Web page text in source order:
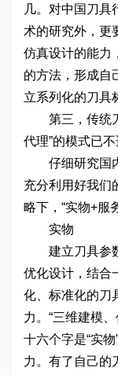
几。对中国刀具
术的研究外，更
仿真设计的能力
的方法，形成自
立系列化的刀具
第三，传统刀
代理”的模式已
仔细研究国内
充分利用好我们
略下，“实物+服
实物
建立刀具参数
优化设计，结合
化、标准化的刀
力。“三维建模
十六个字是“实
力。有了自己的